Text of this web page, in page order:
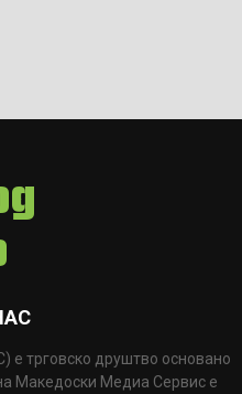
трговско друштво основано
Македоски Медиа Сервис е